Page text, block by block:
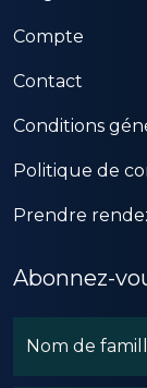
Compte
Contact
Conditions
Politique de
Prendre
Abonnez-